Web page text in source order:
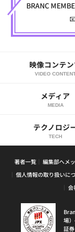
BRANC
映像コンテ
VIDEO
メディア
MEDIA
テクノロジ
TECH
著者一覧 編集部へメ
個人情報の取り扱いに
会
場
証